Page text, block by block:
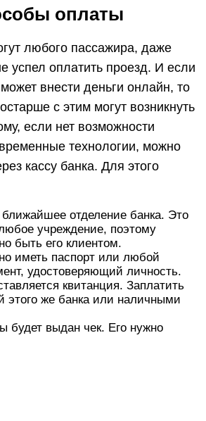
оплаты
любого пассажира, даже
успел оплатить проезд. И если
внести деньги онлайн, то
с этим могут возникнуть
если нет возможности
технологии, можно
кассу банка. Для этого
отделение банка. Это
учреждение, поэтому
быть его клиентом.
иметь паспорт или любой
удостоверяющий личность.
квитанция. Заплатить
этого же банка или наличными
будет выдан чек. Его нужно